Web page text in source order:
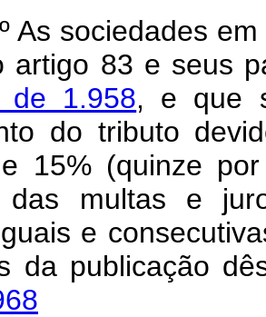
As sociedades
artigo 83 e seus
de 1.958, e que
do tributo
15% (quinze
das multas e
e
da publicação